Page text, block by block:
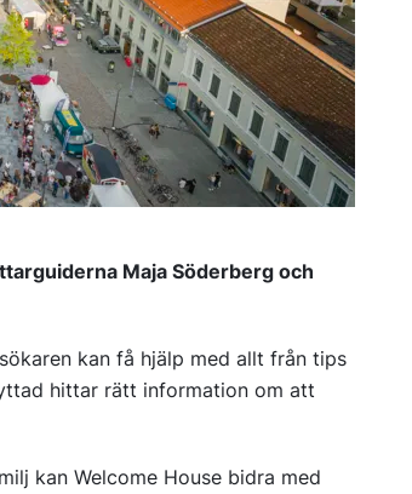
Maja Söderberg och
kan få hjälp med allt från tips
hittar rätt information om att
kan Welcome House bidra med